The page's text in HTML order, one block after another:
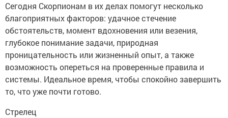
Сегодня Скорпионам в их делах помогут несколько
благоприятных факторов: удачное стечение
обстоятельств, момент вдохновения или везения,
глубокое понимание задачи, природная
проницательность или жизненный опыт, а также
возможность опереться на проверенные правила и
системы. Идеальное время, чтобы спокойно завершить
то, что уже почти готово.
Стрелец